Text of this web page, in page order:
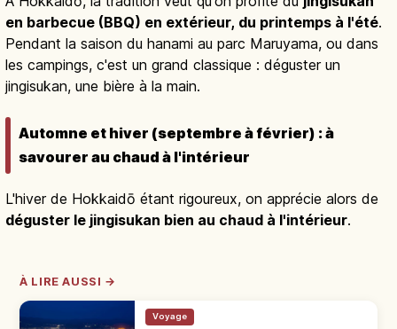
en barbecue (BBQ) en extérieur, du printemps à l'été.
Pendant la saison du hanami au parc Maruyama, ou dans
les campings, c'est un grand classique : déguster un
jingisukan, une bière à la main.
Automne et hiver (septembre à février) : à
savourer au chaud à l'intérieur
L'hiver de Hokkaidō étant rigoureux, on apprécie alors de
déguster le jingisukan bien au chaud à l'intérieur.
À LIRE AUSSI →
Voyage